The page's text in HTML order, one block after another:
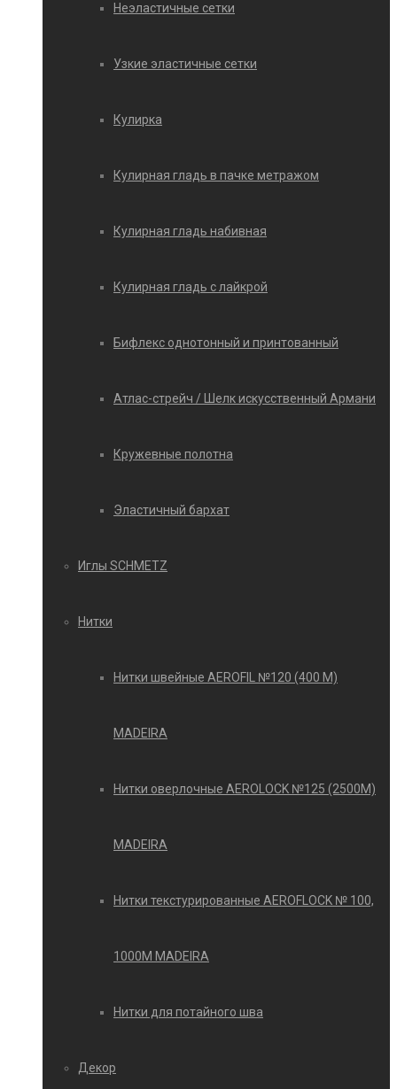
Неэластичные сетки
Узкие эластичные сетки
Кулирка
Кулирная гладь в пачке метражом
Кулирная гладь набивная
Кулирная гладь с лайкрой
Бифлекс однотонный и принтованный
Атлас-стрейч / Шелк искусственный Армани
Кружевные полотна
Эластичный бархат
Иглы SCHMETZ
Нитки
Нитки швейные AEROFIL №120 (400 М)
MADEIRA
Нитки оверлочные AEROLOCK №125 (2500М)
MADEIRA
Нитки текстурированные AEROFLOCK № 100,
1000М MADEIRA
Нитки для потайного шва
Декор